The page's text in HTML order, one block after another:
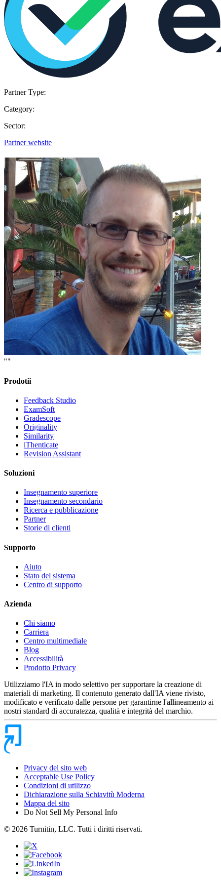
Partner Type:
Category:
Sector:
Partner website
""
Prodotii
Feedback Studio
ExamSoft
Gradescope
Originality
Similarity
iThenticate
Revision Assistant
Soluzioni
Insegnamento superiore
Insegnamento secondario
Ricerca e pubblicazione
Partner
Storie di clienti
Supporto
Aiuto
Stato del sistema
Centro di supporto
Azienda
Chi siamo
Carriera
Centro multimediale
Blog
Accessibilità
Prodotto Privacy
Utilizziamo l'IA in modo selettivo per supportare la creazione di
materiali di marketing. Il contenuto generato dall'IA viene rivisto,
modificato e verificato dalle persone per garantirne l'allineamento ai
nostri standard di accuratezza, qualità e integrità del marchio.
Privacy del sito web
Acceptable Use Policy
Condizioni di utilizzo
Dichiarazione sulla Schiavitù Moderna
Mappa del sito
Do Not Sell My Personal Info
© 2026 Turnitin, LLC. Tutti i diritti riservati.